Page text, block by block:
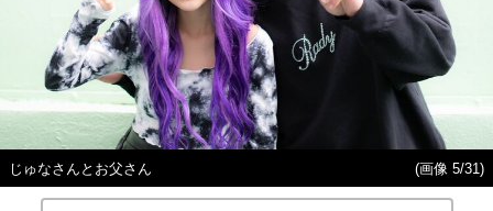
じゅなさんとお父さん (画像 5/31)